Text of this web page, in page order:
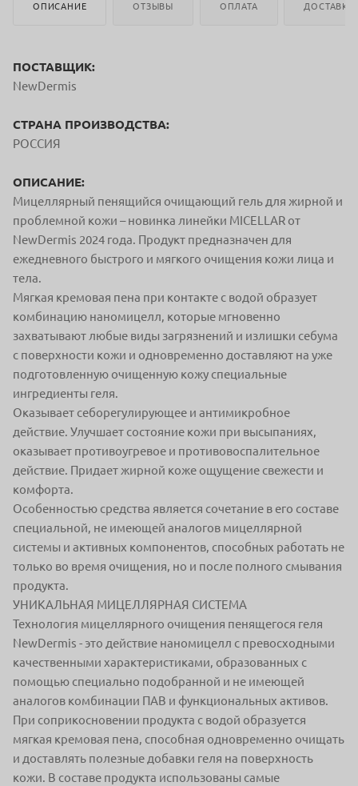
ОПИСАНИЕ ОТЗЫВЫ ОПЛАТА ДОСТАВКА
ПОСТАВЩИК:
NewDermis
СТРАНА ПРОИЗВОДСТВА:
РОССИЯ
ОПИСАНИЕ:
Мицеллярный пенящийся очищающий гель для жирной и
проблемной кожи – новинка линейки MICELLAR от
NewDermis 2024 года. Продукт предназначен для
ежедневного быстрого и мягкого очищения кожи лица и
тела.
Мягкая кремовая пена при контакте с водой образует
комбинацию наномицелл, которые мгновенно
захватывают любые виды загрязнений и излишки себума
с поверхности кожи и одновременно доставляют на уже
подготовленную очищенную кожу специальные
ингредиенты геля.
Оказывает себорегулирующее и антимикробное
действие. Улучшает состояние кожи при высыпаниях,
оказывает противоугревое и противовоспалительное
действие. Придает жирной коже ощущение свежести и
комфорта.
Особенностью средства является сочетание в его составе
специальной, не имеющей аналогов мицеллярной
системы и активных компонентов, способных работать не
только во время очищения, но и после полного смывания
продукта.
УНИКАЛЬНАЯ МИЦЕЛЛЯРНАЯ СИСТЕМА
Технология мицеллярного очищения пенящегося геля
NewDermis - это действие наномицелл с превосходными
качественными характеристиками, образованных с
помощью специально подобранной и не имеющей
аналогов комбинации ПАВ и функциональных активов.
При соприкосновении продукта с водой образуется
мягкая кремовая пена, способная одновременно очищать
и доставлять полезные добавки геля на поверхность
кожи. В составе продукта использованы самые